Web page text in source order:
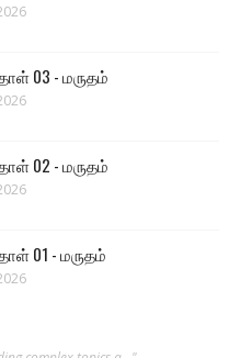
03 - மருதம்
02 - மருதம்
01 - மருதம்